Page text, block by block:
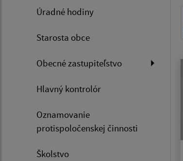
Úradné hodiny
Starosta obce
Obecné zastupiteľstvo
Hlavný kontrolór
Oznamovanie
protispoločenskej činnosti
Školstvo